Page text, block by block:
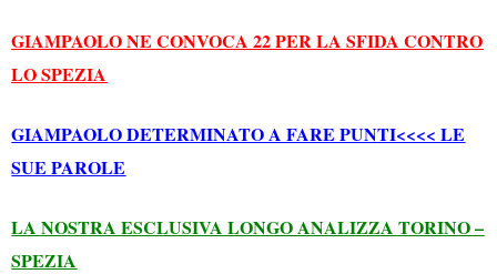
GIAMPAOLO NE CONVOCA 22 PER LA SFIDA CONTRO
LO SPEZIA
GIAMPAOLO DETERMINATO A FARE PUNTI<<<< LE
SUE PAROLE
LA NOSTRA ESCLUSIVA LONGO ANALIZZA TORINO –
SPEZIA